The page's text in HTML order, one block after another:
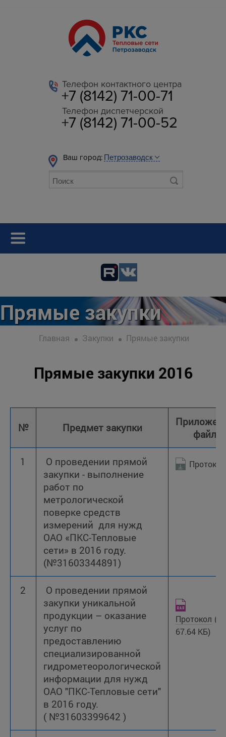
Телефон контактного центра
+7 (8142) 71-00-71
Телефон диспетчерской
+7 (8142) 71-00-52
Ваш город:
Прямые закупки
Главная Закупки Прямые закупки
Прямые закупки 2016
№ Предмет закупки
файлы
1
О проведении прямой
закупки - выполнение
работ по
метрологической
поверке средств
измерений для нужд
ОАО «ПКС-Тепловые
сети» в 2016 году.
(№31603344891)
Протокол
2
О проведении прямой
закупки уникальной
продукции – оказание
услуг по
предоставлению
специализированной
гидрометеорологической
информации для нужд
ОАО "ПКС-Тепловые сети"
в 2016 году.
( №31603399642 )
Протокол
67.64 КБ)